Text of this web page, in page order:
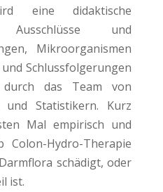
eine didaktische
Ausschlüsse und
Mikroorganismen
Schlussfolgerungen
das Team von
und Statistikern. Kurz
Mal empirisch und
Colon-Hydro-Therapie
schädigt, oder
ist.